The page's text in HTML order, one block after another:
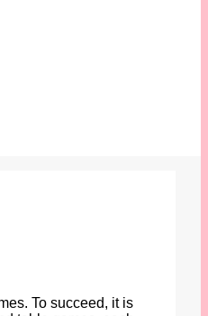
To succeed, it is